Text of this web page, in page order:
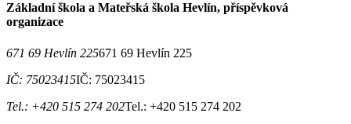
Základní škola a Mateřská škola Hevlín, příspěvková
organizace
671 69 Hevlín 225671 69 Hevlín 225
IČ: 75023415IČ: 75023415
Tel.: +420 515 274 202Tel.: +420 515 274 202